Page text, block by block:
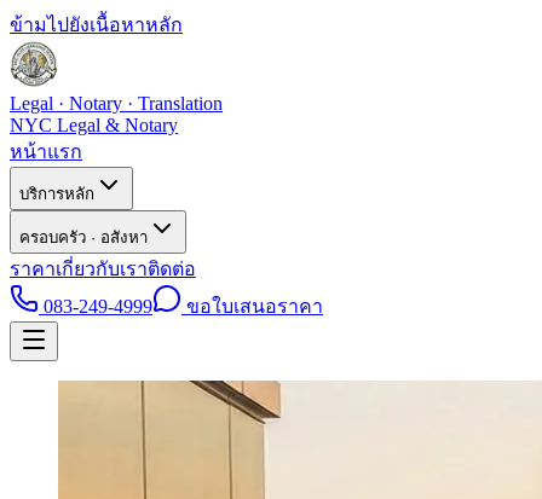
ข้ามไปยังเนื้อหาหลัก
Legal · Notary · Translation
NYC Legal & Notary
หน้าแรก
บริการหลัก
ครอบครัว · อสังหา
ราคาเกี่ยวกับเราติดต่อ
083-249-4999
ขอใบเสนอราคา